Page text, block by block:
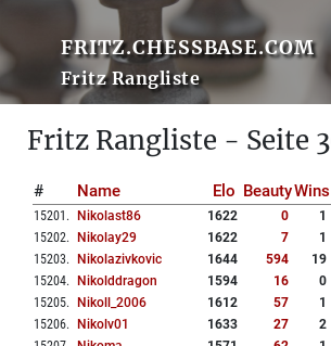
FRITZ.CHESSBASE.COM
Fritz Rangliste
Fritz Rangliste - Seite
# Name Elo BeautyWins
15201 . Nikolast86 1622 0
1
15202. Nikolay29 1622 7
1
15203. Nikolazivkovic 1644 594
19
15204. Nikolddragon 1594 16
0
15205. Nikoll_2006 1612 57
1
15206. Nikolv01 1633 27
2